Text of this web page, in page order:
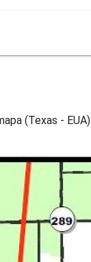
(Texas -